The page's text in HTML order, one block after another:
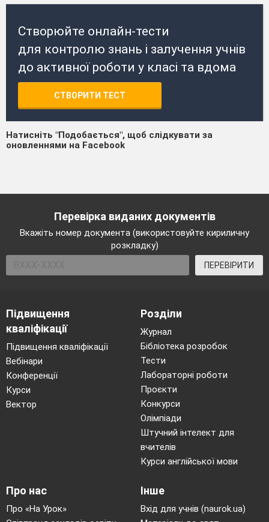
Створюйте онлайн-тести
для контролю знань і залучення учнів
до активної роботи у класі та вдома
СТВОРИТИ ТЕСТ
Натисніть "Подобається", щоб слідкувати за
оновленнями на Facebook
Перевірка виданих документів
Вкажіть номер документа (використовуйте кириличну
розкладку)
ПЕРЕВІРИТИ
Підвищення
кваліфікації
Підвищення кваліфікації
Вебінари
Конференції
Курси
Вектор
Розділи
Журнал
Бібліотека розробок
Тести
Лабораторні роботи
Проєкти
Конкурси
Олімпіади
Штучний інтелект для
вчителів
Курси англійської мови
Про нас
Про «На Урок»
Інше
Вхід для учнів (naurok.ua)